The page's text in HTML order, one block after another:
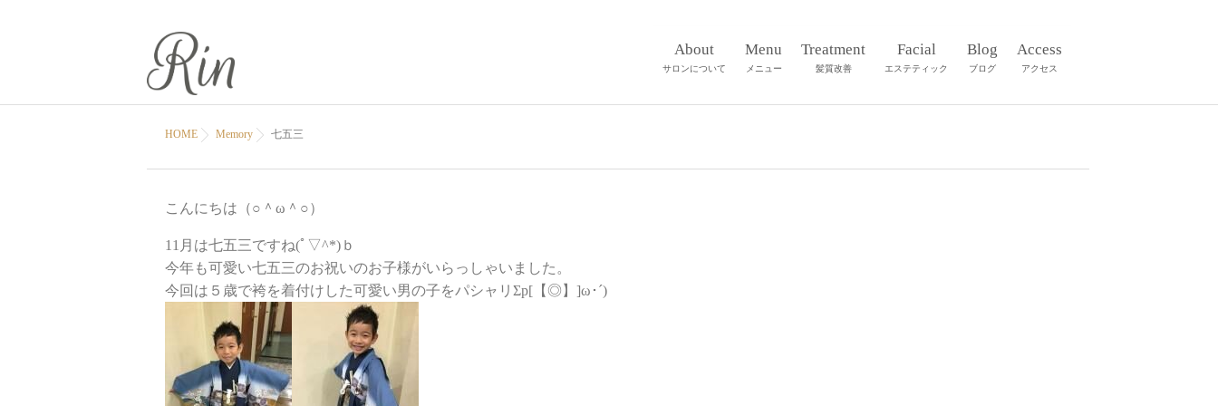
About
サロンについて
Menu
メニュー
Treatment
髪質改善
Facial
エステティック
Blog
ブログ
Access
アクセス
HOME Memory 七五三
こんにちは（○＾ω＾○）
11月は七五三ですね(ﾟ▽^*)ｂ
今年も可愛い七五三のお祝いのお子様がいらっしゃいました。
今回は５歳で袴を着付けした可愛い男の子をパシャリΣp[【◎】]ω･´)